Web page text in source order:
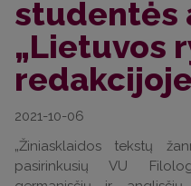
studentės
„Lietuvos
redakcijoje
2021-10-06
„Žiniasklaidos tekstų
pasirinkusių VU